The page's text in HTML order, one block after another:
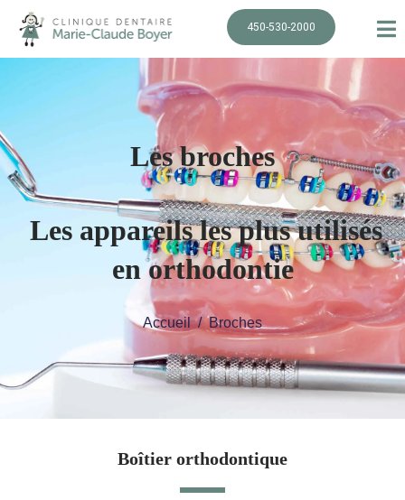
450-530-2000
Les broches
Les appareils les plus utilisés
en orthodontie
Accueil Broches
Boîtier orthodontique